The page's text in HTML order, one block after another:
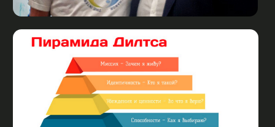
Ольга Антонова